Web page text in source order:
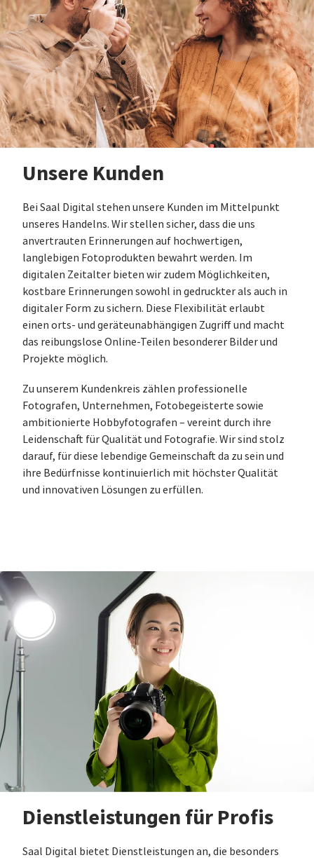
Unsere Kunden
Bei Saal Digital stehen unsere Kunden im Mittelpunkt
unseres Handelns. Wir stellen sicher, dass die uns
anvertrauten Erinnerungen auf hochwertigen,
langlebigen Fotoprodukten bewahrt werden. Im
digitalen Zeitalter bieten wir zudem Möglichkeiten,
kostbare Erinnerungen sowohl in gedruckter als auch in
digitaler Form zu sichern. Diese Flexibilität erlaubt
einen orts- und geräteunabhängigen Zugriff und macht
das reibungslose Online-Teilen besonderer Bilder und
Projekte möglich.
Zu unserem Kundenkreis zählen professionelle
Fotografen, Unternehmen, Fotobegeisterte sowie
ambitionierte Hobbyfotografen – vereint durch ihre
Leidenschaft für Qualität und Fotografie. Wir sind stolz
darauf, für diese lebendige Gemeinschaft da zu sein und
ihre Bedürfnisse kontinuierlich mit höchster Qualität
und innovativen Lösungen zu erfüllen.
Dienstleistungen für Profis
Saal Digital bietet Dienstleistungen an, die besonders